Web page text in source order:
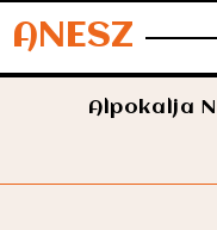
ANESZ
Alpokalja